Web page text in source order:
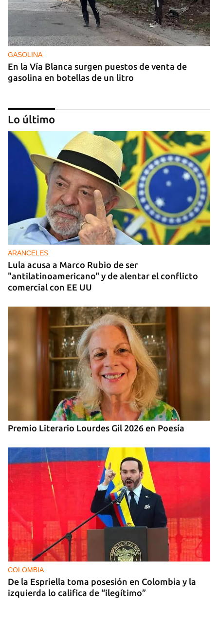
GASOLINA
En la Vía Blanca surgen puestos de venta de
gasolina en botellas de un litro
DONACIONES
China entrega otros 5.000 sistemas fotovoltaicos
para zonas rurales de Cuba
Lo último
ARANCELES
Lula acusa a Marco Rubio de ser
"antilatinoamericano" y de alentar el conflicto
comercial con EE UU
Premio Literario Lourdes Gil 2026 en Poesía
COLOMBIA
De la Espriella toma posesión en Colombia y la
izquierda lo califica de “ilegítimo”